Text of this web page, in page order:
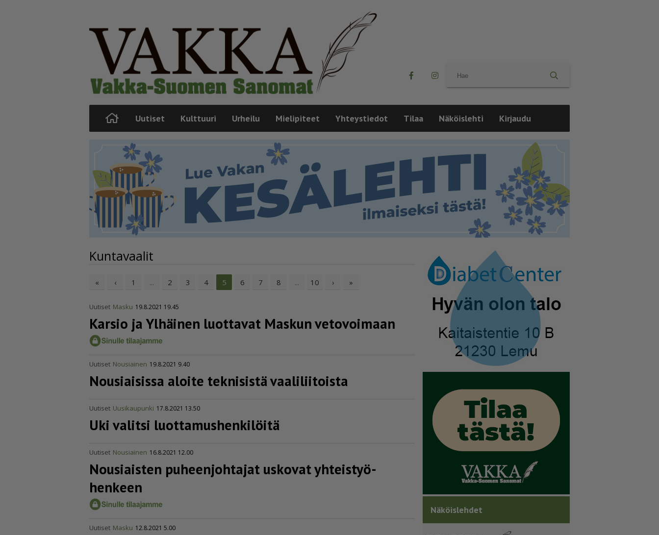
Uutiset Kulttuuri Urheilu Mielipiteet Yhteystiedot Tilaa Näköislehti Kirjaudu
Kuntavaalit
« ‹ 1 ... 2 3 4 5 6 7 8 ... 10 › »
Uutiset Masku 19.8.2021 19.45
Karsio ja Ylhäinen luottavat Maskun vetovoimaan
Uutiset Nousiainen 19.8.2021 9.40
Nousiaisissa aloite teknisistä vaaliliitoista
Uutiset Uusikaupunki 17.8.2021 13.50
Uki valitsi luotta­mus­hen­ki­löitä
Uutiset Nousiainen 16.8.2021 12.00
Nousiaisten puheenjohtajat uskovat yhteis­työ­
henkeen
Uutiset Masku 12.8.2021 5.00
Näköislehdet